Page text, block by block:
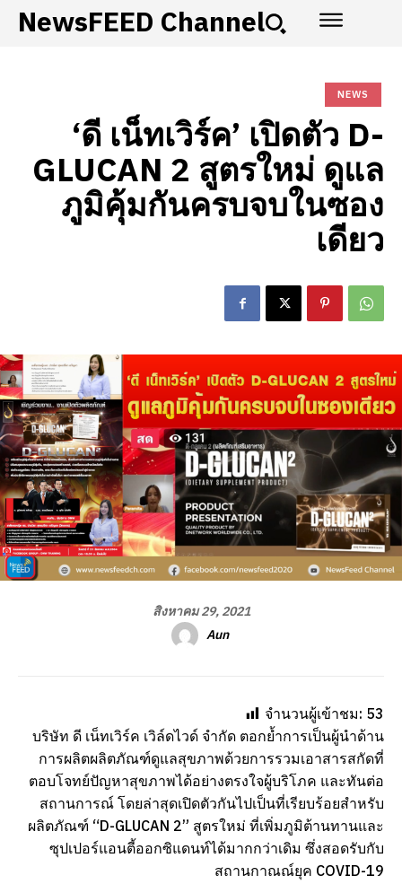
NewsFEED Channel
NEWS
‘ดี เน็ทเวิร์ค’ เปิดตัว D-
GLUCAN 2 สูตรใหม่ ดูแล
ภูมิคุ้มกันครบจบในซอง
เดียว
สิงหาคม 29, 2021
Aun
จำนวนผู้เข้าชม: 53
บริษัท ดี เน็ทเวิร์ค เวิล์ดไวด์ จำกัด ตอกย้ำการเป็นผู้นำด้าน
การผลิตผลิตภัณฑ์ดูแลสุขภาพด้วยการรวมเอาสารสกัดที่
ตอบโจทย์ปัญหาสุขภาพได้อย่างตรงใจผู้บริโภค และทันต่อ
สถานการณ์ โดยล่าสุดเปิดตัวกันไปเป็นที่เรียบร้อยสำหรับ
ผลิตภัณฑ์ “D-GLUCAN 2” สูตรใหม่ ที่เพิ่มภูมิต้านทานและ
ซุปเปอร์แอนตี้ออกซิแดนท์ได้มากกว่าเดิม ซึ่งสอดรับกับ
สถานกาณณ์ยุค COVID-19